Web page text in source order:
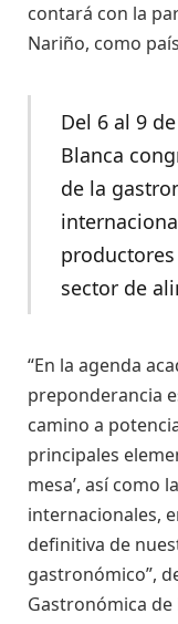
contará con la
Nariño, como
Del 6 al 9
Blanca
de la
sector de
“En la agenda
preponderancia
camino a
principales
mesa’, así como
internacionales,
definitiva de
gastronómico”,
Gastronómica de